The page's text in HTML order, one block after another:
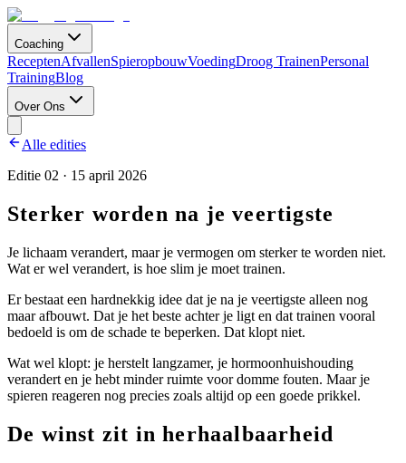
Coaching
ReceptenAfvallenSpieropbouwVoedingDroog TrainenPersonal
TrainingBlog
Over Ons
Alle edities
Editie 02 · 15 april 2026
Sterker worden na je veertigste
Je lichaam verandert, maar je vermogen om sterker te worden niet.
Wat er wel verandert, is hoe slim je moet trainen.
Er bestaat een hardnekkig idee dat je na je veertigste alleen nog
maar afbouwt. Dat je het beste achter je ligt en dat trainen vooral
bedoeld is om de schade te beperken. Dat klopt niet.
Wat wel klopt: je herstelt langzamer, je hormoonhuishouding
verandert en je hebt minder ruimte voor domme fouten. Maar je
spieren reageren nog precies zoals altijd op een goede prikkel.
De winst zit in herhaalbaarheid